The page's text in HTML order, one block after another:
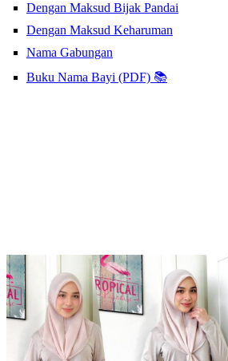
Dengan Maksud Bijak Pandai
Dengan Maksud Keharuman
Nama Gabungan
Buku Nama Bayi (PDF) 📚